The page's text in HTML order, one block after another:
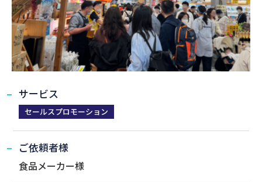
サービス
セールスプロモーション
ご依頼者様
食品メーカー様